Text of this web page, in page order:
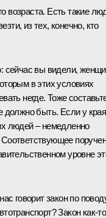
возраста. Есть такие
из тех, конечно, кто
сейчас вы видели,
в этих условиях
негде. Тоже
должно быть. Если у края
людей – немедленно
уровне
говорит закон по
Закон как‑то